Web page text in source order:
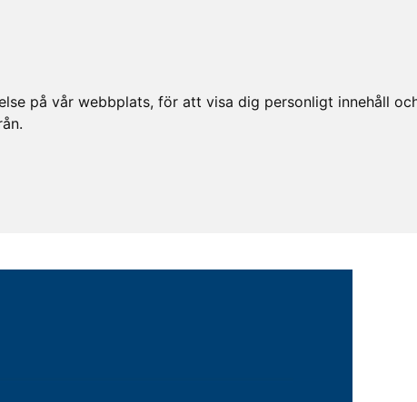
på vår webbplats, för att visa dig personligt innehåll